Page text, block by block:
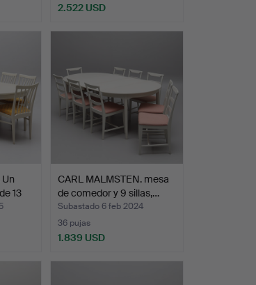
2.522 USD
13
CARL MALMSTEN. mesa
de comedor y 9 sillas,…
Subastado 6 feb 2024
36 pujas
1.839 USD